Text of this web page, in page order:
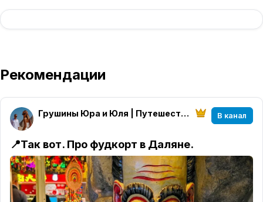
Рекомендации
Грушины Юра и Юля | Путешествия из Владивостока В канал
📍Так вот. Про фудкорт в Даляне.